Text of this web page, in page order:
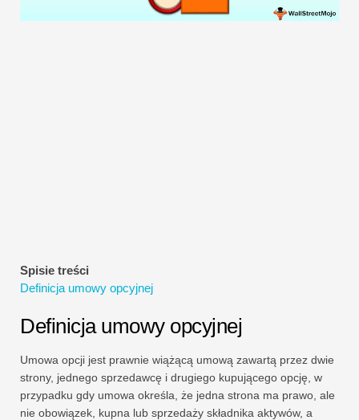
Samouczki dotyczące modelowania finansowego
Spisie treści
Definicja umowy opcyjnej
Definicja umowy opcyjnej
Umowa opcji jest prawnie wiążącą umową zawartą przez dwie
strony, jednego sprzedawcę i drugiego kupującego opcję, w
przypadku gdy umowa określa, że ​​jedna strona ma prawo, ale
nie obowiązek, kupna lub sprzedaży składnika aktywów, a